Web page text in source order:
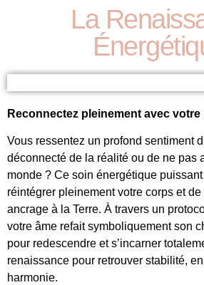
La
Reconnectez pleinement avec
Vous ressentez un profond sentiment
déconnecté de la réalité ou de ne pas
monde ? Ce soin énergétique
réintégrer pleinement votre corps et
ancrage à la Terre. À travers un
votre âme refait symboliquement son
pour redescendre et s’incarner
renaissance pour retrouver stabilité,
harmonie.